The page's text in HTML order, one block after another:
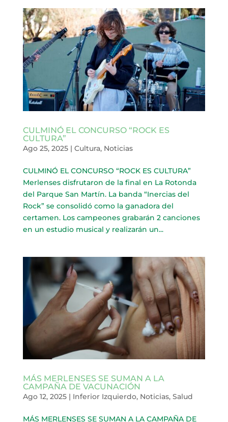
CULMINÓ EL CONCURSO “ROCK ES
CULTURA”
Ago 25, 2025| Cultura, Noticias
CULMINÓ EL CONCURSO “ROCK ES CULTURA”
Merlenses disfrutaron de la final en La Rotonda
del Parque San Martín. La banda “Inercias del
Rock” se consolidó como la ganadora del
certamen. Los campeones grabarán 2 canciones
en un estudio musical y realizarán un...
MÁS MERLENSES SE SUMAN A LA
CAMPAÑA DE VACUNACIÓN
Ago 12, 2025| Inferior Izquierdo, Noticias, Salud
MÁS MERLENSES SE SUMAN A LA CAMPAÑA DE